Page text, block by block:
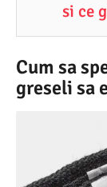
5
si ce
Cum sa
greseli sa